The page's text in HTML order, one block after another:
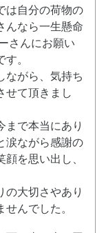
は自分の荷物の
んなら一生懸命
さんにお願い
。
ながら、気持ち
せて頂きまし
まで本当にあり
涙ながら感謝の
を思い出し、
の大切さやあり
んでした。